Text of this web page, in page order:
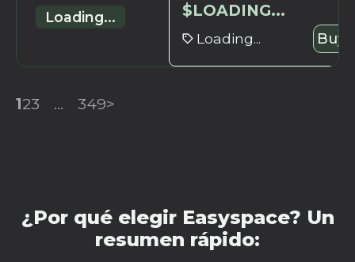
Loading... $LOADING...
Loading... Buy
123 ... 349>
¿Por qué elegir Easyspace? Un
resumen rápido: